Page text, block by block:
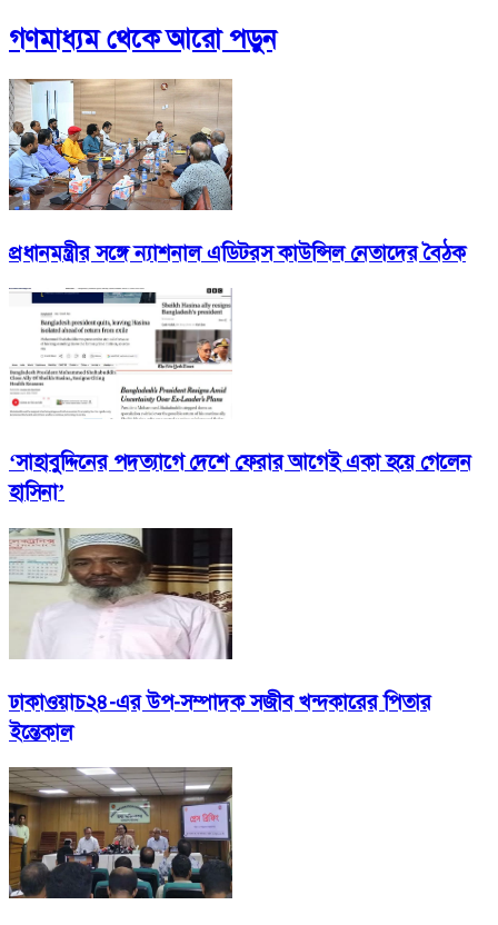
গণমাধ্যমথেকে আরো পড়ুন
প্রধানমন্ত্রীর সঙ্গে ন্যাশনাল এডিটরস কাউন্সিল নেতাদের বৈঠক
‘সাহাবুদ্দিনের পদত্যাগে দেশে ফেরার আগেই একা হয়ে গেলেন
হাসিনা’
ঢাকাওয়াচ২৪-এর উপ-সম্পাদক সজীব খন্দকারের পিতার
ইন্তেকাল